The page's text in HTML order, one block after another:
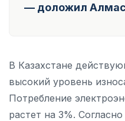
— доложил
В Казахстане
высокий уровень
Потребление
растет на 3%.